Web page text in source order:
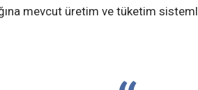
mevcut üretim ve tüketim